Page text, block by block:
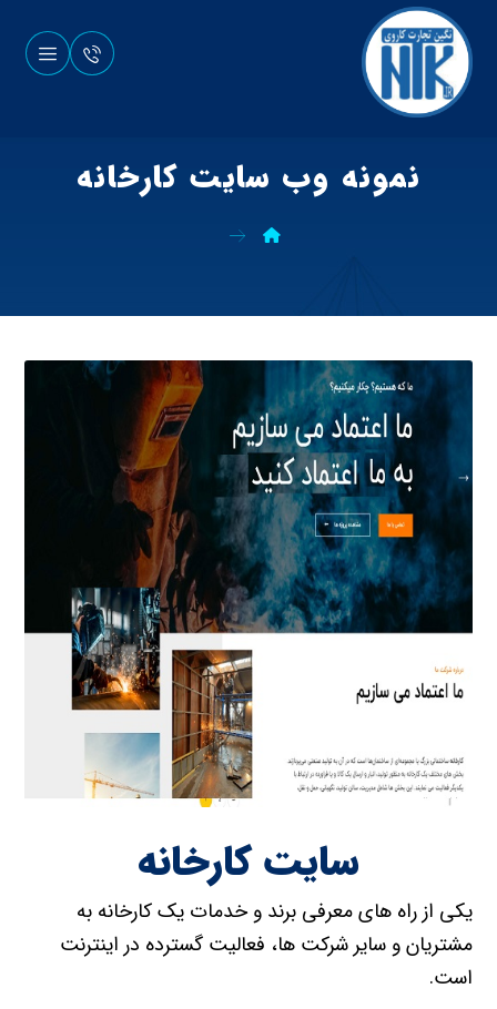
نمونه وب سایت کارخانه
سایت کارخانه
یکی از راه های معرفی برند و خدمات یک کارخانه به
مشتریان و سایر شرکت ها، فعالیت گسترده در اینترنت
است.